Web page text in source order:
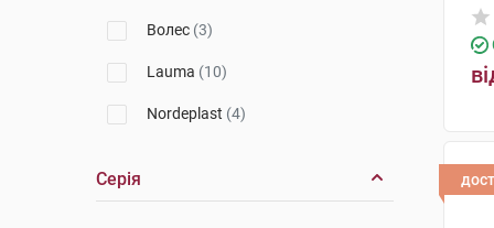
Волес (3)
Lauma (10)
Nordeplast (4)
Серія